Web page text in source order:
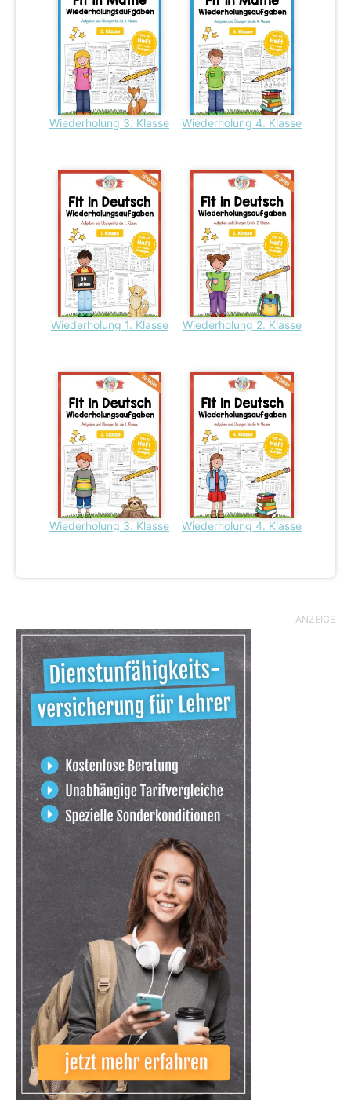
Wiederholung 3. Klasse Wiederholung 4. Klasse
Wiederholung 1. Klasse Wiederholung 2. Klasse
Wiederholung 3. Klasse Wiederholung 4. Klasse
ANZEIGE